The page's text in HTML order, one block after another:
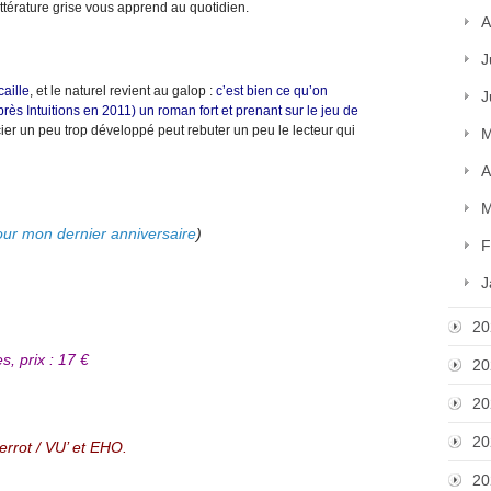
grise vous apprend au quotidien.
, et le naturel revient au galop : c’est bien ce qu’on
Intuitions en 2011) un roman fort et prenant sur le jeu de
un peu trop développé peut rebuter un peu le lecteur qui
mon dernier anniversaire)
prix : 17 €
/ VU’ et EHO.